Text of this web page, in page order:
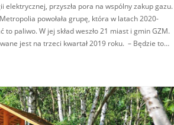
elektrycznej, przyszła pora na wspólny zakup gazu.
powołała grupę, która w latach 2020-
to paliwo. W jej skład weszło 21 miast i gmin GZM.
jest na trzeci kwartał 2019 roku. – Będzie to…